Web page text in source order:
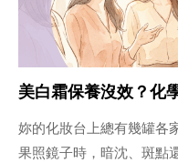
美白霜保養沒效？化
妳的化妝台上總有幾罐各
果照鏡子時，暗沈、斑點